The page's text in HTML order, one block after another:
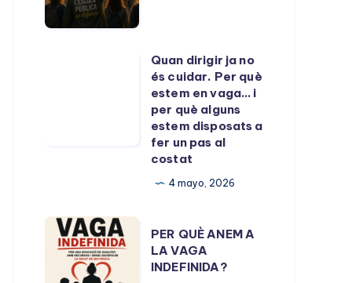
què
estem
Quan dirigir ja no
és cuidar. Per què
estem en vaga… i
per què alguns
estem disposats a
fer un pas al
costat
4 mayo, 2026
PER
QUÈ
ANEM
PER QUÈ ANEM A
LA VAGA
INDEFINIDA?